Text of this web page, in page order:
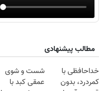
مطالب پیشنهادی
خداحافظی با
کمردرد، بدون
شست و شوی
عمقی کبد با